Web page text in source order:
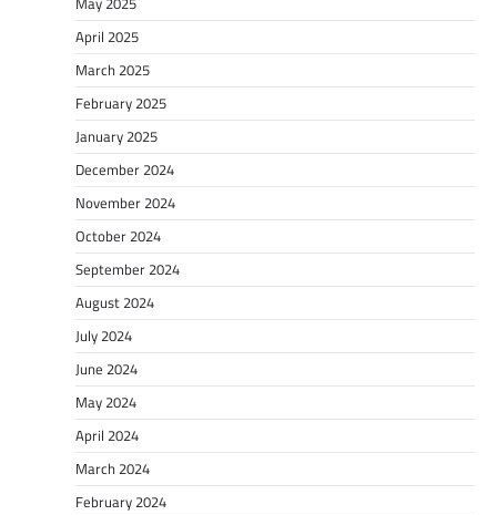
April 2025
March 2025
February 2025
January 2025
December 2024
November 2024
October 2024
September 2024
August 2024
July 2024
June 2024
May 2024
April 2024
March 2024
February 2024